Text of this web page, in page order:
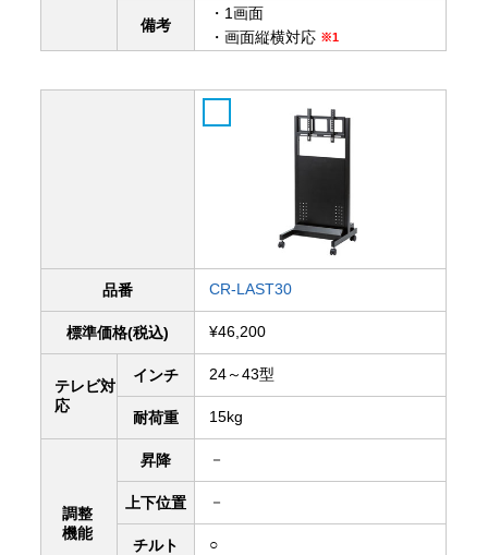
備考
・1画面
・画面縦横対応 ※1
品番 CR-LAST30
標準価格(税込) ¥46,200
テレビ対
応
インチ 24～43型
耐荷重 15kg
調整
機能
昇降 －
上下位置 －
チルト ○